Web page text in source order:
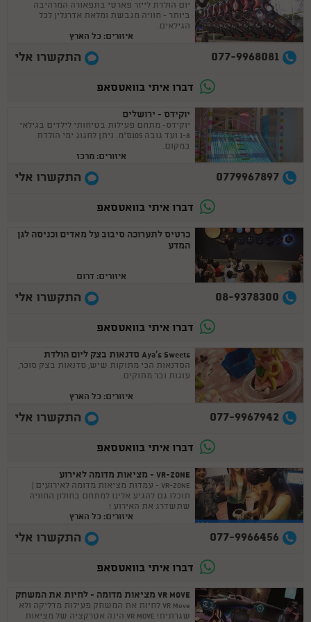
יום הולדת לייזר פארטי בתפאורה המרהיבה
ביותר - חוויה מגבשת ומלאת אדרנלין לכל
הגילאים.
איזורים: כל הארץ
077-9968081 התקשרו אלי
דברו איתי בוואטסאפ
יוקידס - ירושלים
יוקידס- מתחם פעילות בטיחותי לילדים בגילאי
1-8 ועד גובה 105ס"מ. ניתן לחגוג ימי הולדת
במקום.
איזורים: מרכז
0779967897 התקשרו אלי
דברו איתי בוואטסאפ
כרטיס לתערוכה סיבוב על מאדים וכניסה לגן
המדע
איזורים: דרום
08-9378300 התקשרו אלי
דברו איתי בוואטסאפ
Aya's Sweets סדנאות בצק ליום הולדת
הסדנאות הכי מתוקות שיש, סדנאות בצק סוכר,
עוגות ובר מתוקים.
איזורים: כל הארץ
077-9967942 התקשרו אלי
דברו איתי בוואטסאפ
VR-ZONE - מציאות מדומה לאירוע
VR-ZONE - עמדות מציאות מדומה לאירועים |
תוכלו גם להגיע אלינו למתחם בחולון החוויה
שתשדרג את האירוע !
איזורים: כל הארץ
077-9966456 התקשרו אלי
דברו איתי בוואטסאפ
VR MOVE מציאות מדומה - לחיות את המשחק
VR Move לחיות את המשחק פעילות מדליקה ולא
שגרתית! VR MOVE הינה אטרקציה של מציאות